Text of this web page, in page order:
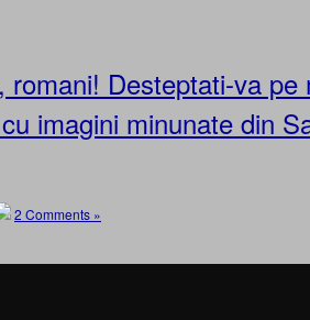
romani! Desteptati-va pe
imagini minunate din
2 Comments »